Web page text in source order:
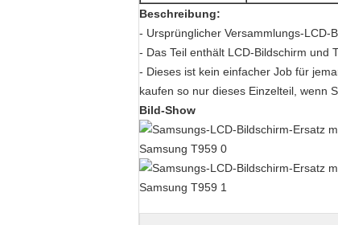
Beschreibung:
- Ursprünglicher Versammlungs-LCD-
- Das Teil enthält LCD-Bildschirm und
- Dieses ist kein einfacher Job für
kaufen so nur dieses Einzelteil, wenn
Bild-Show